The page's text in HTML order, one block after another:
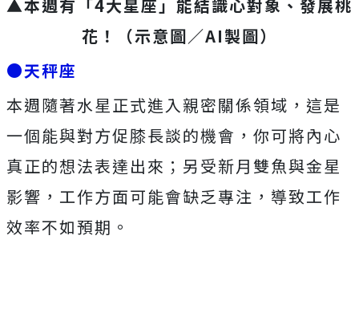
▲本週有「4大星座」能結識心對象、發展桃
花！（示意圖／AI製圖）
●天秤座
本週隨著水星正式進入親密關係領域，這是
一個能與對方促膝長談的機會，你可將內心
真正的想法表達出來；另受新月雙魚與金星
影響，工作方面可能會缺乏專注，導致工作
效率不如預期。